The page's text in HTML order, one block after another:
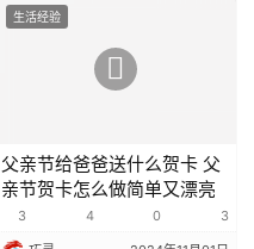
生活经验
父亲节给爸爸送什么贺卡 父
亲节贺卡怎么做简单又漂亮
3 4 0 3